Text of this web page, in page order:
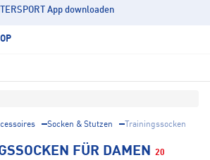
App downloaden
Socken & Stutzen Trainingssocken
FÜR DAMEN 20